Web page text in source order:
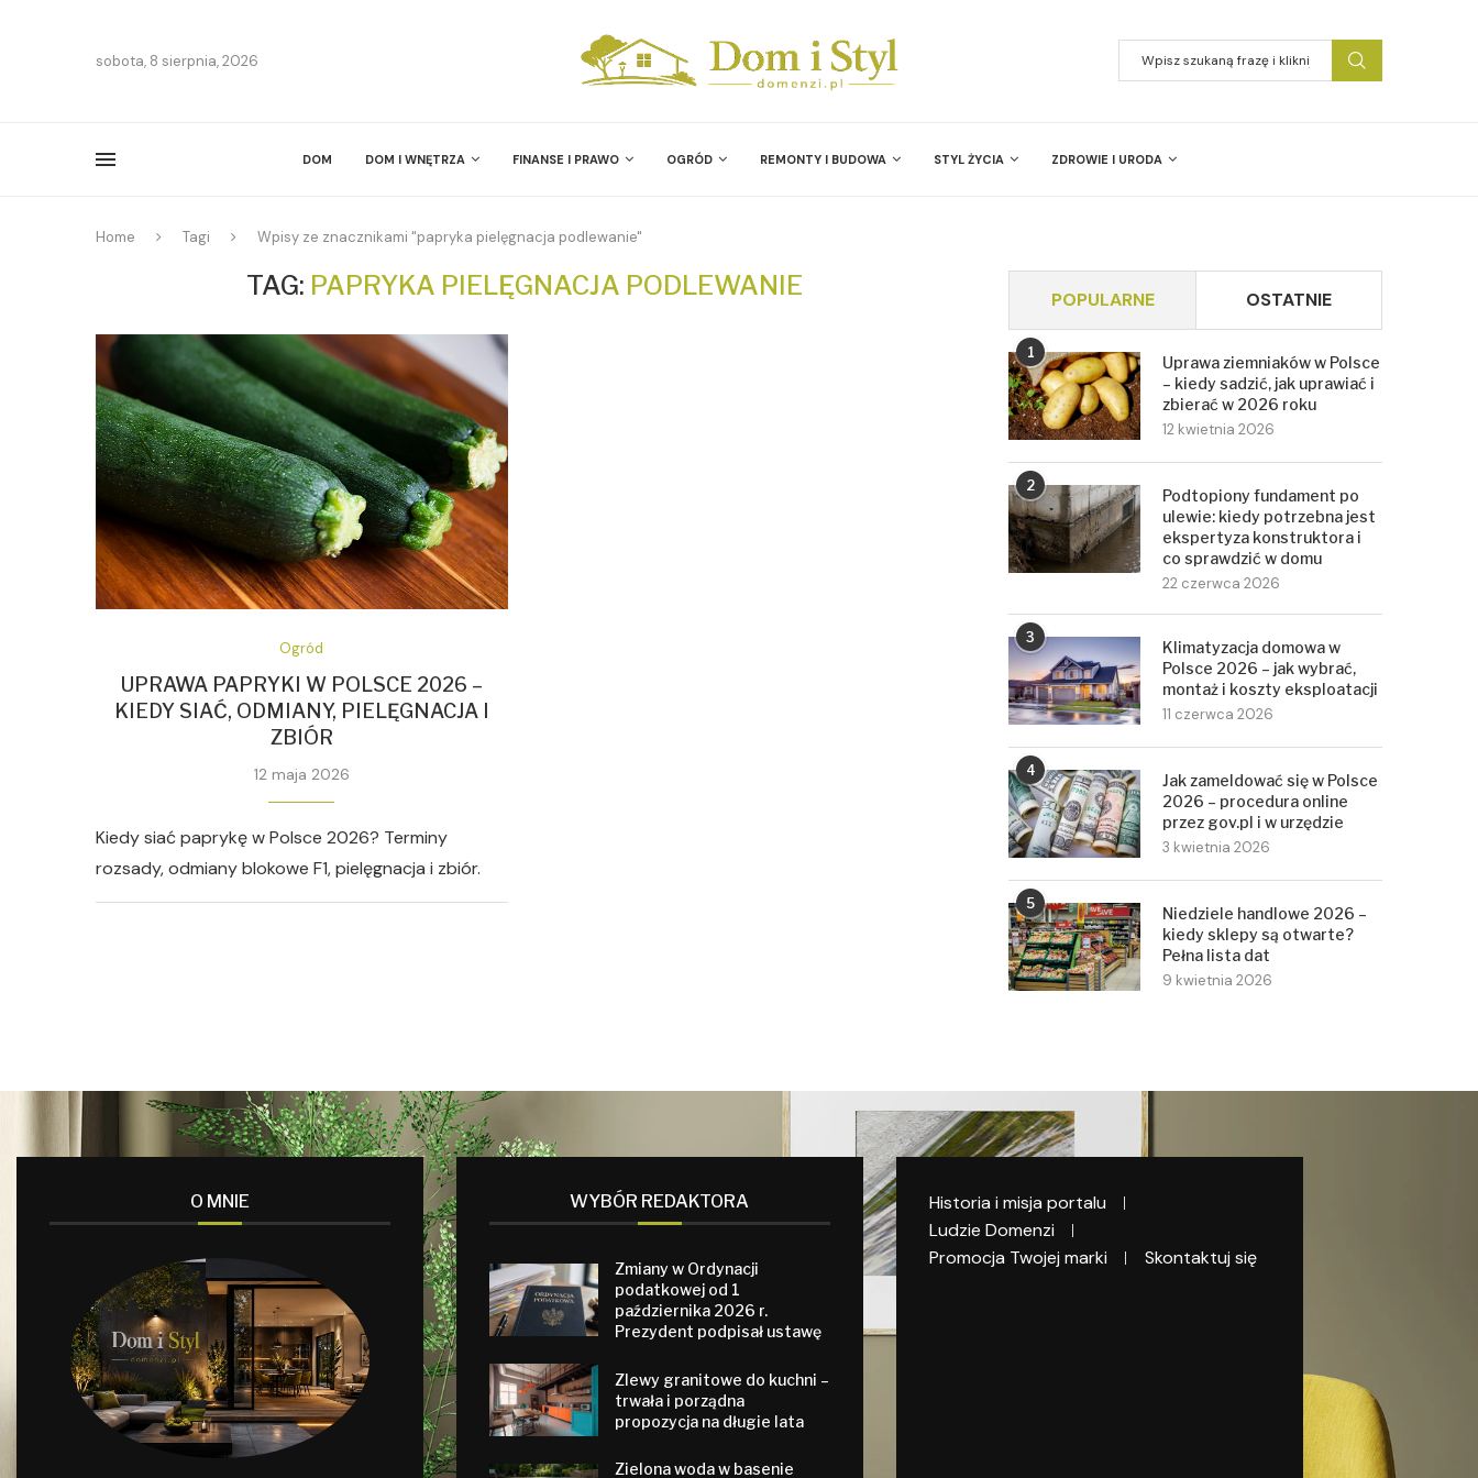
sobota, 8 sierpnia, 2026
DOM DOM I WNĘTRZA FINANSE I PRAWO OGRÓD REMONTY I BUDOWA STYL ŻYCIA ZDROWIE I URODA
Home Tagi Wpisy ze znacznikami "papryka pielęgnacja podlewanie"
TAG: PAPRYKA PIELĘGNACJA PODLEWANIE
Ogród
UPRAWA PAPRYKI W POLSCE 2026 –
KIEDY SIAĆ, ODMIANY, PIELĘGNACJA I
ZBIÓR
12 maja 2026
Kiedy siać paprykę w Polsce 2026? Terminy
rozsady, odmiany blokowe F1, pielęgnacja i zbiór.
POPULARNE OSTATNIE
1
Uprawa ziemniaków w Polsce
– kiedy sadzić, jak uprawiać i
zbierać w 2026 roku
12 kwietnia 2026
2
Podtopiony fundament po
ulewie: kiedy potrzebna jest
ekspertyza konstruktora i
co sprawdzić w domu
22 czerwca 2026
3
Klimatyzacja domowa w
Polsce 2026 – jak wybrać,
montaż i koszty eksploatacji
11 czerwca 2026
4
Jak zameldować się w Polsce
2026 – procedura online
przez gov.pl i w urzędzie
3 kwietnia 2026
5
Niedziele handlowe 2026 –
kiedy sklepy są otwarte?
Pełna lista dat
9 kwietnia 2026
O MNIE WYBÓR REDAKTORA
Zmiany w Ordynacji
podatkowej od 1
października 2026 r.
Prezydent podpisał ustawę
Zlewy granitowe do kuchni –
trwała i porządna
propozycja na długie lata
Zielona woda w basenie
Historia i misja portalu
Ludzie Domenzi
Promocja Twojej marki
Skontaktuj się